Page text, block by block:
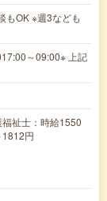
もOK ※週3なども
～09:00※ 上記
祉士：時給1550
円